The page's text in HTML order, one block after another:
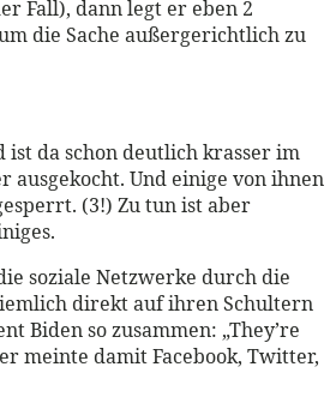
Fall), dann legt er eben 2
die Sache außergerichtlich zu
ist da schon deutlich krasser im
ausgekocht. Und einige von ihnen
(3!) Zu tun ist aber
soziale Netzwerke durch die
direkt auf ihren Schultern
Biden so zusammen: „They’re
meinte damit Facebook, Twitter,